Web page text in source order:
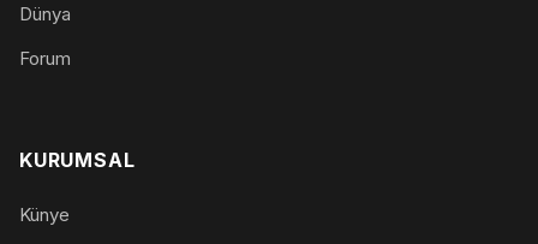
Dünya
Forum
KURUMSAL
Künye